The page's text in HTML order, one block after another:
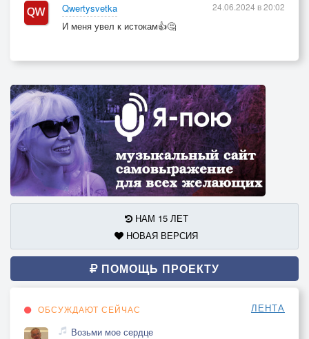
Qwertysvetka
И меня увел к истокам👍🤔
24.06.2024 в 20:02
НАМ 15 ЛЕТ
НОВАЯ ВЕРСИЯ
ПОМОЩЬ ПРОЕКТУ
ОБСУЖДАЮТ СЕЙЧАС ЛЕНТА
Возьми мое сердце